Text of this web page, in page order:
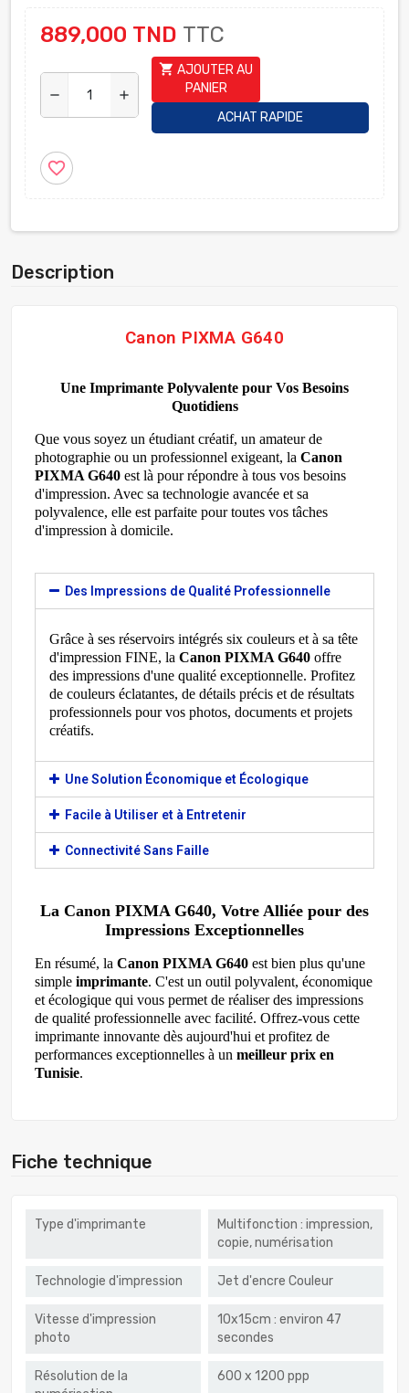
889,000 TND TTC
remove add
shopping_cart AJOUTER AU
PANIER
ACHAT RAPIDE
favorite_border
Description
Canon PIXMA G640
Une Imprimante Polyvalente pour Vos Besoins
Quotidiens
Que vous soyez un étudiant créatif, un amateur de
photographie ou un professionnel exigeant, la Canon
PIXMA G640 est là pour répondre à tous vos besoins
d'impression. Avec sa technologie avancée et sa
polyvalence, elle est parfaite pour toutes vos tâches
d'impression à domicile.
Des Impressions de Qualité Professionnelle
Grâce à ses réservoirs intégrés six couleurs et à sa tête
d'impression FINE, la Canon PIXMA G640 offre
des impressions d'une qualité exceptionnelle. Profitez
de couleurs éclatantes, de détails précis et de résultats
professionnels pour vos photos, documents et projets
créatifs.
Une Solution Économique et Écologique
Facile à Utiliser et à Entretenir
Connectivité Sans Faille
La Canon PIXMA G640, Votre Alliée pour des
Impressions Exceptionnelles
En résumé, la Canon PIXMA G640 est bien plus qu'une
simple imprimante. C'est un outil polyvalent, économique
et écologique qui vous permet de réaliser des impressions
de qualité professionnelle avec facilité. Offrez-vous cette
imprimante innovante dès aujourd'hui et profitez de
performances exceptionnelles à un meilleur prix en
Tunisie.
Fiche technique
Type d'imprimante
Multifonction : impression,
copie, numérisation
Technologie d'impression Jet d'encre Couleur
Vitesse d'impression
photo
10x15cm : environ 47
secondes
Résolution de la
600 x 1200 ppp